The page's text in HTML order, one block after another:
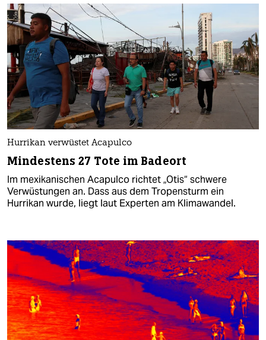
Hurrikan verwüstet Acapulco
Mindestens 27 Tote im Badeort
Im mexikanischen Acapulco richtet „Otis“ schwere
Verwüstungen an. Dass aus dem Tropensturm ein
Hurrikan wurde, liegt laut Experten am Klimawandel.